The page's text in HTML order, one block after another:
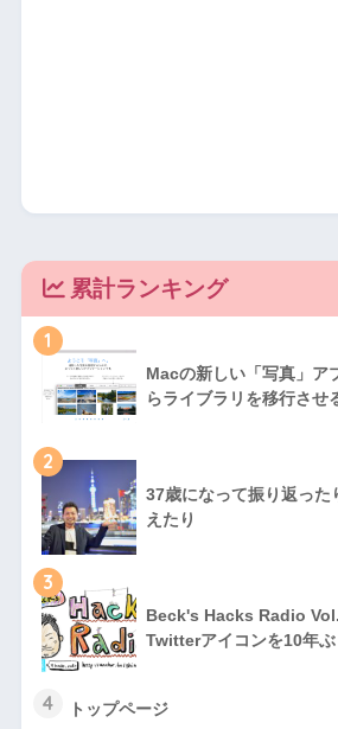
累計ランキング
1
Macの新しい「写真」ア
らライブラリを移行させ
2
37歳になって振り返った
えたり
3
Beck's Hacks Radio
Twitterアイコンを10年ぶ
4 トップページ